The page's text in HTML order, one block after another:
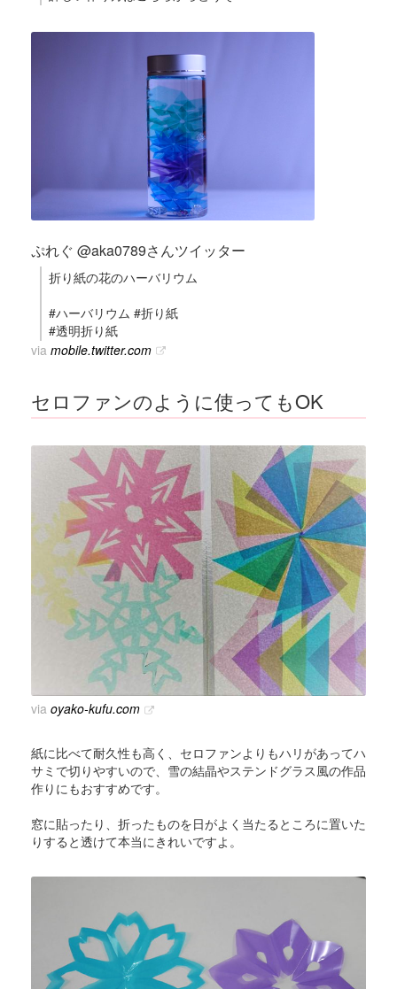
ぷれぐ @aka0789さんツイッター
折り紙の花のハーバリウム
#ハーバリウム #折り紙
#透明折り紙
via mobile.twitter.com
セロファンのように使ってもOK
via oyako-kufu.com
紙に比べて耐久性も高く、セロファンよりもハリがあってハ
サミで切りやすいので、雪の結晶やステンドグラス風の作品
作りにもおすすめです。
窓に貼ったり、折ったものを日がよく当たるところに置いた
りすると透けて本当にきれいですよ。